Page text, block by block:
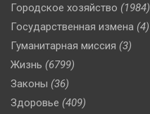
Городское хозяйство (1984)
Государственная измена (4)
Гуманитарная миссия (3)
Жизнь (6799)
Законы (36)
Здоровье (409)